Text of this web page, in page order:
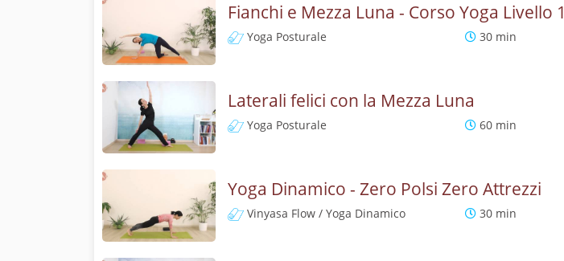
Fianchi e Mezza Luna - Corso Yoga Livello 1
Yoga Posturale 30 min
Laterali felici con la Mezza Luna
Yoga Posturale 60 min
Yoga Dinamico - Zero Polsi Zero Attrezzi
Vinyasa Flow / Yoga Dinamico 30 min